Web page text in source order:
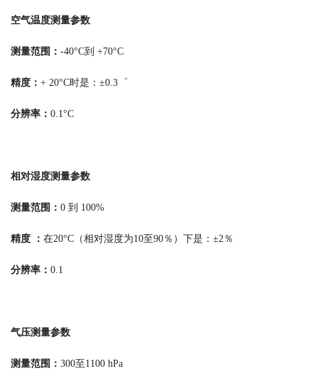
空气温度测量参数
测量范围： -40°C到 +70°C
精度： + 20°C时是：±0.3゜
分辨率： 0.1°C
相对湿度测量参数
测量范围： 0 到 100%
精度 ： 在20°C（相对湿度为10至90％）下是：±2％
分辨率： 0.1
气压测量参数
测量范围： 300至1100 hPa